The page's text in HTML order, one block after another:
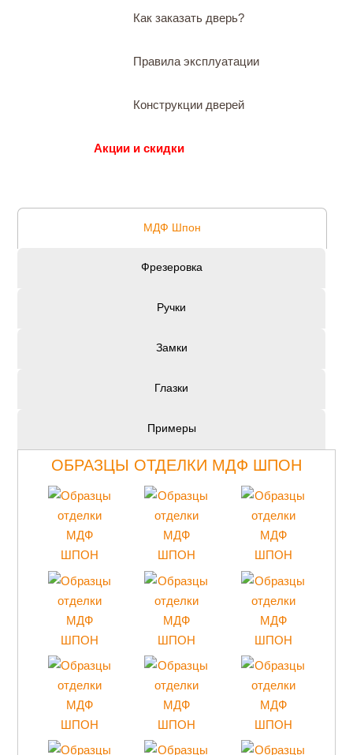
Как заказать дверь?
Правила эксплуатации
Конструкции дверей
Акции и скидки
МДФ Шпон
Фрезеровка
Ручки
Замки
Глазки
Примеры
ОБРАЗЦЫ ОТДЕЛКИ МДФ ШПОН